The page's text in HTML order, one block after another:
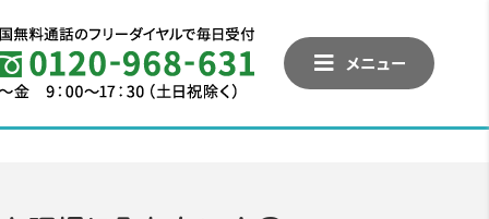
メニュー